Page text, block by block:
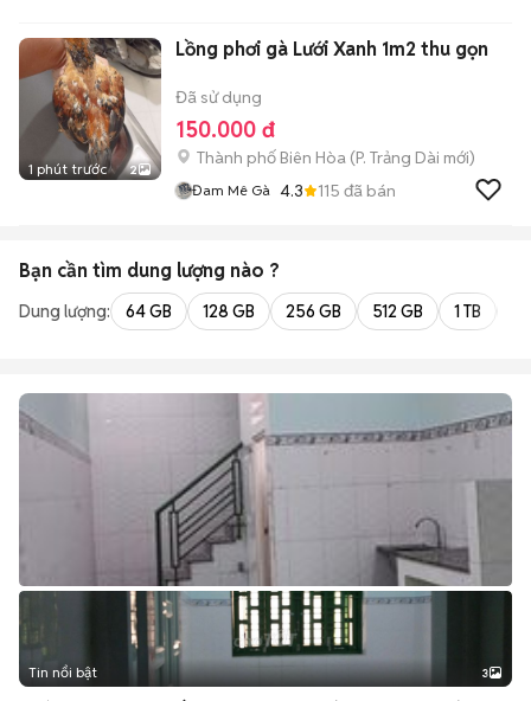
1 phút trước 2
Lồng phơi gà Lưới Xanh 1m2 thu gọn
Đã sử dụng
150.000 đ
Thành phố Biên Hòa (P. Trảng Dài mới)
Đam Mê Gà 4.3 115 đã bán
Bạn cần tìm dung lượng nào ?
Dung lượng: 64 GB 128 GB 256 GB 512 GB 1 TB
Tin nổi bật 3